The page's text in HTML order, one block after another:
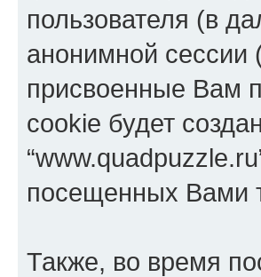
пользователя (в
анонимной сессии
присвоенные Вам
cookie будет
посещенных Вами
Также, во время